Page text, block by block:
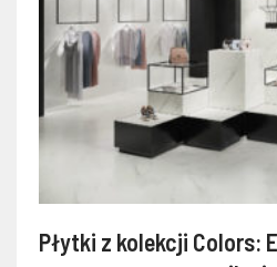
Płytki z kolekcji Colors: